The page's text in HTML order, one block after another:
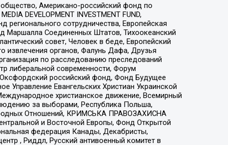
Американо-российский фонд по
DEVELOPMENT INVESTMENT FUND,
сотрудничества, Европейская
Маршалла Соединенных Штатов, Тихоокеанский
совет, Человек в беде, Европейский
извлечения органов, Фалунь Дафа, Друзья
по расследованию преследований
либеральной современности, Форум
российский фонд, Фонд Будущее
Евангельских Христиан Украинской
христианское движение, Всемирный
за выборами, Республика Польша,
Отношений, КРИМСЬКА ПРАВОЗАХИСНА
и Восточной Европы, Фонд Открытой
федерация Канады, Декабристы,
, Риддл, Русский антивоенный комитет в